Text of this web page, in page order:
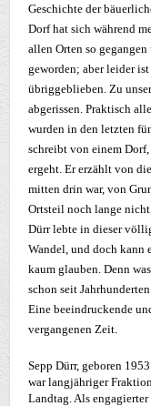
Geschichte der
Dorf hat sich während
allen Orten so
geworden; aber leider
übriggeblieben. Zu
abgerissen. Praktisch
wurden in den letzten
schreibt von einem
ergeht. Er erzählt von
mitten drin war, von
Ortsteil noch lange nicht
Dürr lebte in dieser
Wandel, und doch kann
kaum glauben. Denn
schon seit
Eine beeindruckende
vergangenen Zeit.
Sepp Dürr, geboren
war langjähriger
Landtag. Als